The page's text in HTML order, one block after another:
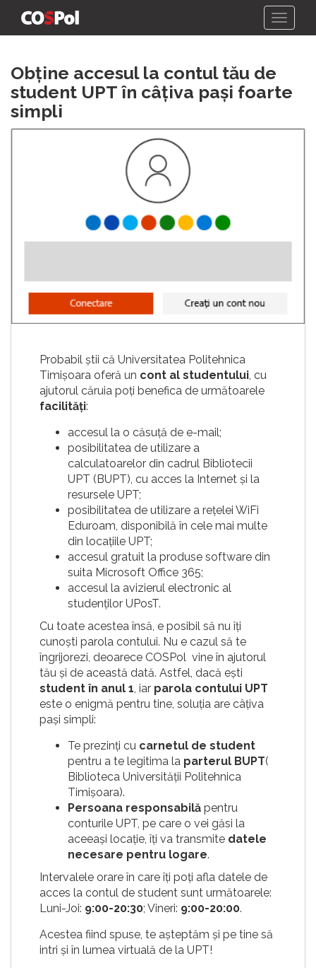
content
Obține accesul la contul tău de
student UPT în câțiva pași foarte
simpli
Probabil știi că Universitatea Politehnica
Timișoara oferă un cont al studentului, cu
ajutorul căruia poți benefica de următoarele
facilități:
accesul la o căsuță de e-mail;
posibilitatea de utilizare a
calculatoarelor din cadrul Bibliotecii
UPT (BUPT), cu acces la Internet și la
resursele UPT;
posibilitatea de utilizare a rețelei WiFi
Eduroam, disponibilă în cele mai multe
din locațiile UPT;
accesul gratuit la produse software din
suita Microsoft Office 365;
accesul la avizierul electronic al
studenților UPosT.
Cu toate acestea însă, e posibil să nu îți
cunoști parola contului. Nu e cazul să te
îngrijorezi, deoarece COSPol vine în ajutorul
tău și de această dată. Astfel, dacă ești
student în anul 1, iar parola contului UPT
este o enigmă pentru tine, soluția are câțiva
pași simpli:
Te prezinți cu carnetul de student
pentru a te legitima la parterul BUPT(
Biblioteca Universității Politehnica
Timișoara).
Persoana responsabilă pentru
conturile UPT, pe care o vei găsi la
aceeași locație, îți va transmite datele
necesare pentru logare.
Intervalele orare în care îți poți afla datele de
acces la contul de student sunt următoarele:
Luni-Joi: 9:00-20:30; Vineri: 9:00-20:00.
Acestea fiind spuse, te așteptăm și pe tine să
intri și în lumea virtuală de la UPT!